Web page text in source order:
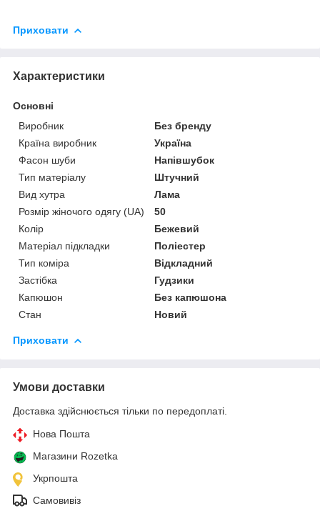
Приховати
Характеристики
Основні
Виробник
Без бренду
Країна виробник
Україна
Фасон шуби
Напівшубок
Тип матеріалу
Штучний
Вид хутра
Лама
Розмір жіночого одягу (UA)
50
Колір
Бежевий
Матеріал підкладки
Поліестер
Тип коміра
Відкладний
Застібка
Гудзики
Капюшон
Без капюшона
Стан
Новий
Приховати
Умови доставки
Доставка здійснюється тільки по передоплаті.
Нова Пошта
Магазини Rozetka
Укрпошта
Самовивіз